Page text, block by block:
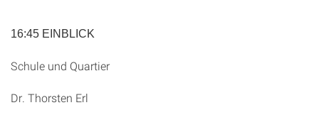
16:45 EINBLICK
Schule und Quartier
Dr. Thorsten Erl